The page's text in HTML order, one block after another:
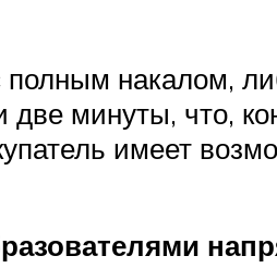
полным накалом,
две минуты, что,
имеет